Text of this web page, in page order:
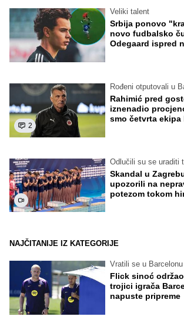
Veliki talent
Srbija ponovo
novo fudbalsko
Odegaard ispred
2
Rođeni otputovali u
Rahimić pred
iznenadio
smo četvrta ekipa
Odlučili su se uraditi
Skandal u
upozorili na
potezom tokom
NAJČITANIJE IZ KATEGORIJE
Vratili se u Barcelonu
Flick sinoć
trojici igrača
napuste pripreme